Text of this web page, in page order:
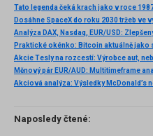
Tato legenda čeká krach jako v roce
Dosáhne SpaceX do roku 2030 tržeb ve
Akcie Tesly na rozcestí: Výrobce aut,
Měnový pár EUR/AUD: Multitimeframe
Naposledy čtené: